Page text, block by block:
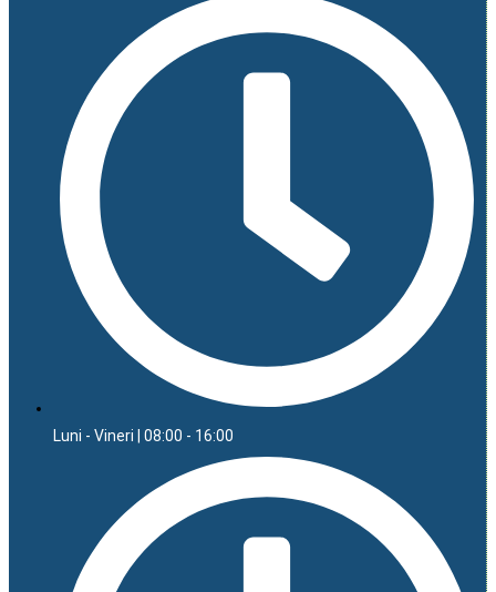
Luni - Vineri | 08:00 - 16:00